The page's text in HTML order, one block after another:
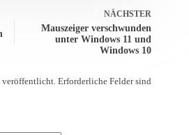
NÄCHSTER
Mauszeiger verschwunden
unter Windows 11 und
Windows 10
veröffentlicht. Erforderliche Felder sind